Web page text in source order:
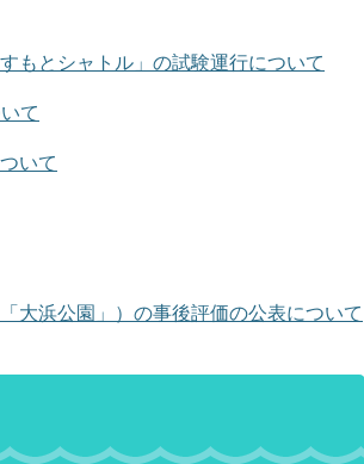
もとシャトル」の試験運行について
て
いて
大浜公園」）の事後評価の公表について